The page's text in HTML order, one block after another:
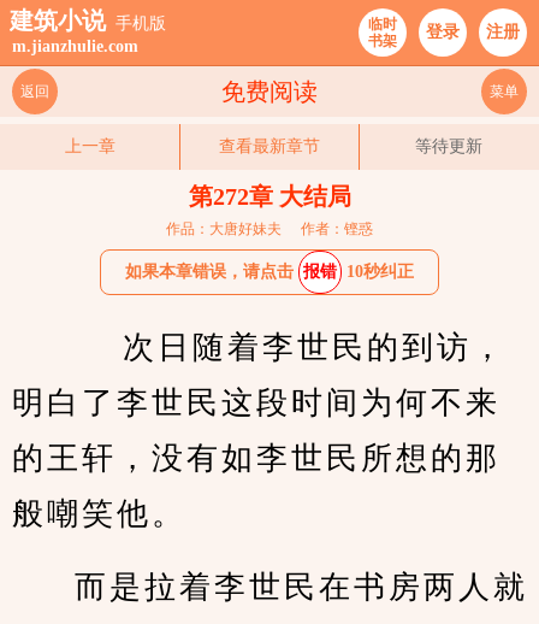
建筑小说 手机版
m.jianzhulie.com
临时
书架
登录 注册
免费阅读
返回 菜单
上一章 查看最新章节 等待更新
第272章 大结局
作品：大唐好妹夫 作者：铿惑
如果本章错误，请点击 报错 10秒纠正
明白了李世民这段时间为何不来
的王轩，没有如李世民所想的那
般嘲笑他。
而是拉着李世民在书房两人就